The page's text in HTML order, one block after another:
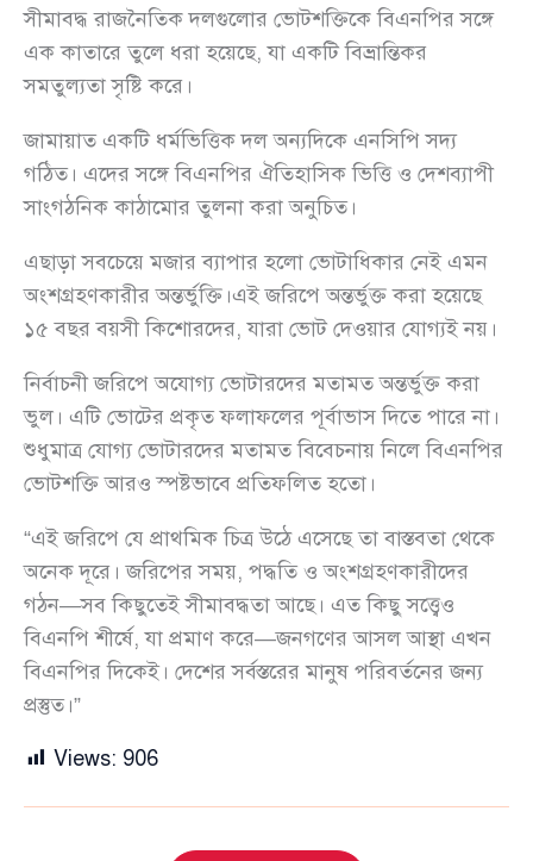
সীমাবদ্ধ রাজনৈতিক দলগুলোর ভোটশক্তিকে বিএনপির সঙ্গে
এক কাতারে তুলে ধরা হয়েছে, যা একটি বিভ্রান্তিকর
সমতুল্যতা সৃষ্টি করে।
জামায়াত একটি ধর্মভিত্তিক দল অন্যদিকে এনসিপি সদ্য
গঠিত। এদের সঙ্গে বিএনপির ঐতিহাসিক ভিত্তি ও দেশব্যাপী
সাংগঠনিক কাঠামোর তুলনা করা অনুচিত।
এছাড়া সবচেয়ে মজার ব্যাপার হলো ভোটাধিকার নেই এমন
অংশগ্রহণকারীর অন্তর্ভুক্তি।এই জরিপে অন্তর্ভুক্ত করা হয়েছে
১৫ বছর বয়সী কিশোরদের, যারা ভোট দেওয়ার যোগ্যই নয়।
নির্বাচনী জরিপে অযোগ্য ভোটারদের মতামত অন্তর্ভুক্ত করা
ভুল। এটি ভোটের প্রকৃত ফলাফলের পূর্বাভাস দিতে পারে না।
শুধুমাত্র যোগ্য ভোটারদের মতামত বিবেচনায় নিলে বিএনপির
ভোটশক্তি আরও স্পষ্টভাবে প্রতিফলিত হতো।
“এই জরিপে যে প্রাথমিক চিত্র উঠে এসেছে তা বাস্তবতা থেকে
অনেক দূরে। জরিপের সময়, পদ্ধতি ও অংশগ্রহণকারীদের
গঠন—সব কিছুতেই সীমাবদ্ধতা আছে। এত কিছু সত্ত্বেও
বিএনপি শীর্ষে, যা প্রমাণ করে—জনগণের আসল আস্থা এখন
বিএনপির দিকেই। দেশের সর্বস্তরের মানুষ পরিবর্তনের জন্য
প্রস্তুত।”
Views: 906